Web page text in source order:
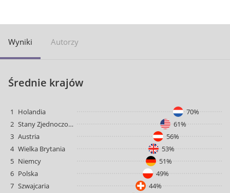
Wyniki Autorzy
Średnie krajów
1 Holandia
70%
2
Stany Zjednoczone
61%
3 Austria
56%
4 Wielka Brytania
53%
5 Niemcy
51%
6 Polska
49%
7 Szwajcaria
44%